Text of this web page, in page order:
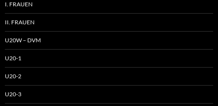
I. FRAUEN
II. FRAUEN
U20W – DVM
U20-1
U20-2
U20-3